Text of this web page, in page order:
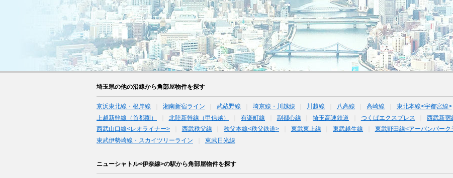
埼玉県の他の沿線から角部屋物件を探す
京浜東北線・根岸線 湘南新宿ライン 武蔵野線 埼京線・川越線 川越線 八高線 高崎線 東北本線<宇都宮線>
上越新幹線（首都圏）
北陸新幹線（甲信越） 有楽町線 副都心線 埼玉高速鉄道 つくばエクスプレス 西武新宿
西武山口線<レオライナー>
西武秩父線 秩父本線<秩父鉄道> 東武東上線 東武越生線
東武野田線<アーバンパーク
東武伊勢崎線・スカイツリーライン
東武日光線
ニューシャトル<伊奈線>の駅から角部屋物件を探す